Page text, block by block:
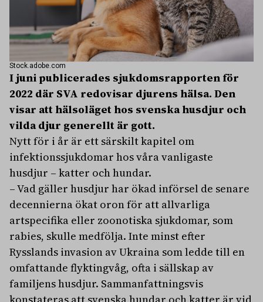
Stock.adobe.com
I juni publicerades sjukdomsrapporten för
2022 där SVA redovisar djurens hälsa. Den
visar att hälsoläget hos svenska husdjur och
vilda djur generellt är gott.
Nytt för i år är ett särskilt kapitel om
infektionssjukdomar hos våra vanligaste
husdjur – katter och hundar.
– Vad gäller husdjur har ökad införsel de senare
decennierna ökat oron för att allvarliga
artspecifika eller zoonotiska sjukdomar, som
rabies, skulle medfölja. Inte minst efter
Rysslands invasion av Ukraina som ledde till en
omfattande flyktingvåg, ofta i sällskap av
familjens husdjur. Sammanfattningsvis